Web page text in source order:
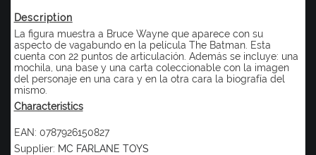
Description
La figura muestra a Bruce Wayne que aparece con su
aspecto de vagabundo en la película The Batman. Esta
cuenta con 22 puntos de articulación. Además se incluye: una
mochila, una base y una carta coleccionable con la imagen
del personaje en una cara y en la otra cara la biografía del
mismo.
Characteristics
EAN: 0787926150827
Supplier: MC FARLANE TOYS